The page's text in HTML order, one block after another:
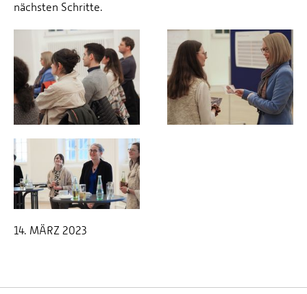
nächsten Schritte.
14. MÄRZ 2023